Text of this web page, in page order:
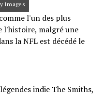
Images
l'un des plus
l'histoire, malgré une
la NFL est décédé le
indie The Smiths,